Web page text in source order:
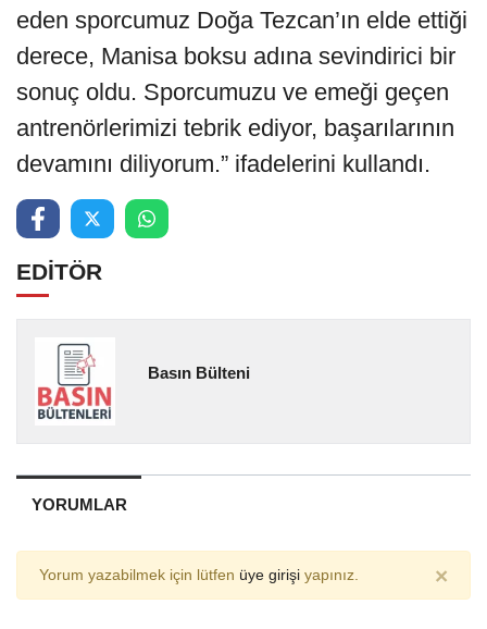
eden sporcumuz Doğa Tezcan’ın elde ettiği
derece, Manisa boksu adına sevindirici bir
sonuç oldu. Sporcumuzu ve emeği geçen
antrenörlerimizi tebrik ediyor, başarılarının
devamını diliyorum.” ifadelerini kullandı.
EDİTÖR
Basın Bülteni
YORUMLAR
Yorum yazabilmek için lütfen üye girişi yapınız. ×